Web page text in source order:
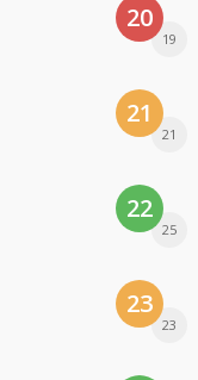
20
19
21
21
22
25
23
23